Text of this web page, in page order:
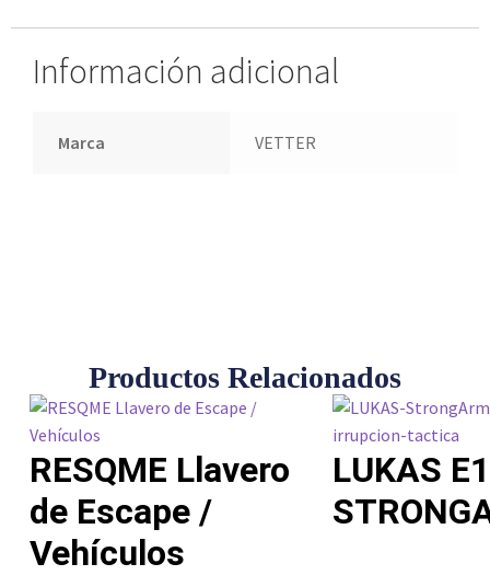
Información adicional
Marca VETTER
Productos Relacionados
RESQME Llavero
de Escape /
Vehículos
LUKAS